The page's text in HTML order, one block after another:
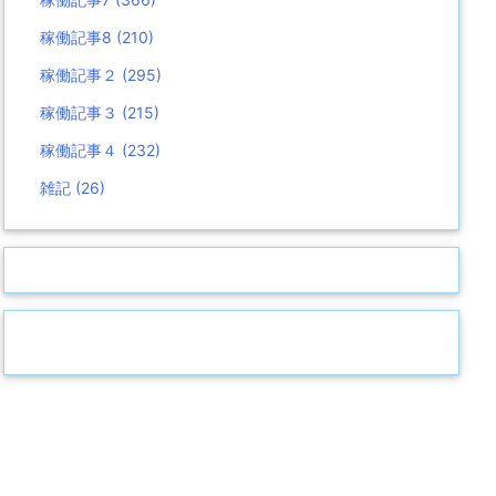
稼働記事8 (210)
稼働記事２ (295)
稼働記事３ (215)
稼働記事４ (232)
雑記 (26)